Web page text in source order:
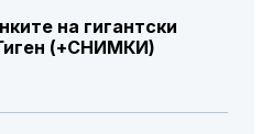
на гигантски
(+СНИМКИ)